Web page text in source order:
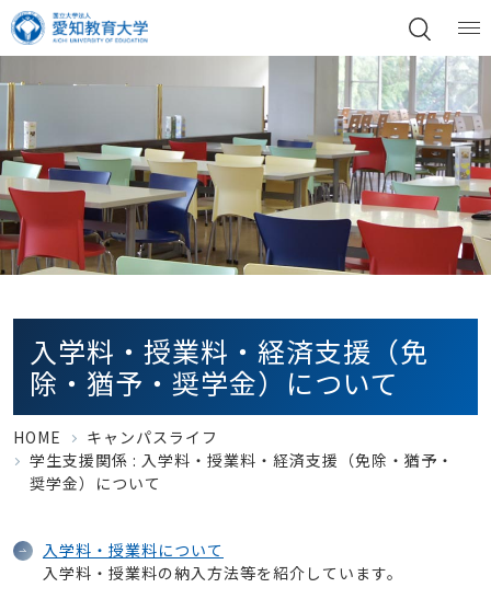
入学料・授業料・経済支援（免
除・猶予・奨学金）について
HOME
キャンパスライフ
学生支援関係 : 入学料・授業料・経済支援（免除・猶予・
奨学金）について
入学料・授業料について
入学料・授業料の納入方法等を紹介しています。